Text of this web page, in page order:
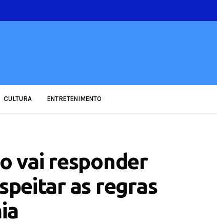
CULTURA ENTRETENIMENTO
vai responder
as regras